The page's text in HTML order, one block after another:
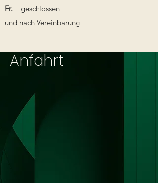
Fr.
geschlossen
und nach Vereinbarung
Anfahrt